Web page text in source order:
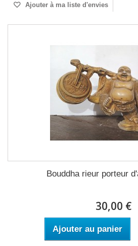
Ajouter à ma liste d'envies
Bouddha rieur porteur
30,00 €
Ajouter au panier